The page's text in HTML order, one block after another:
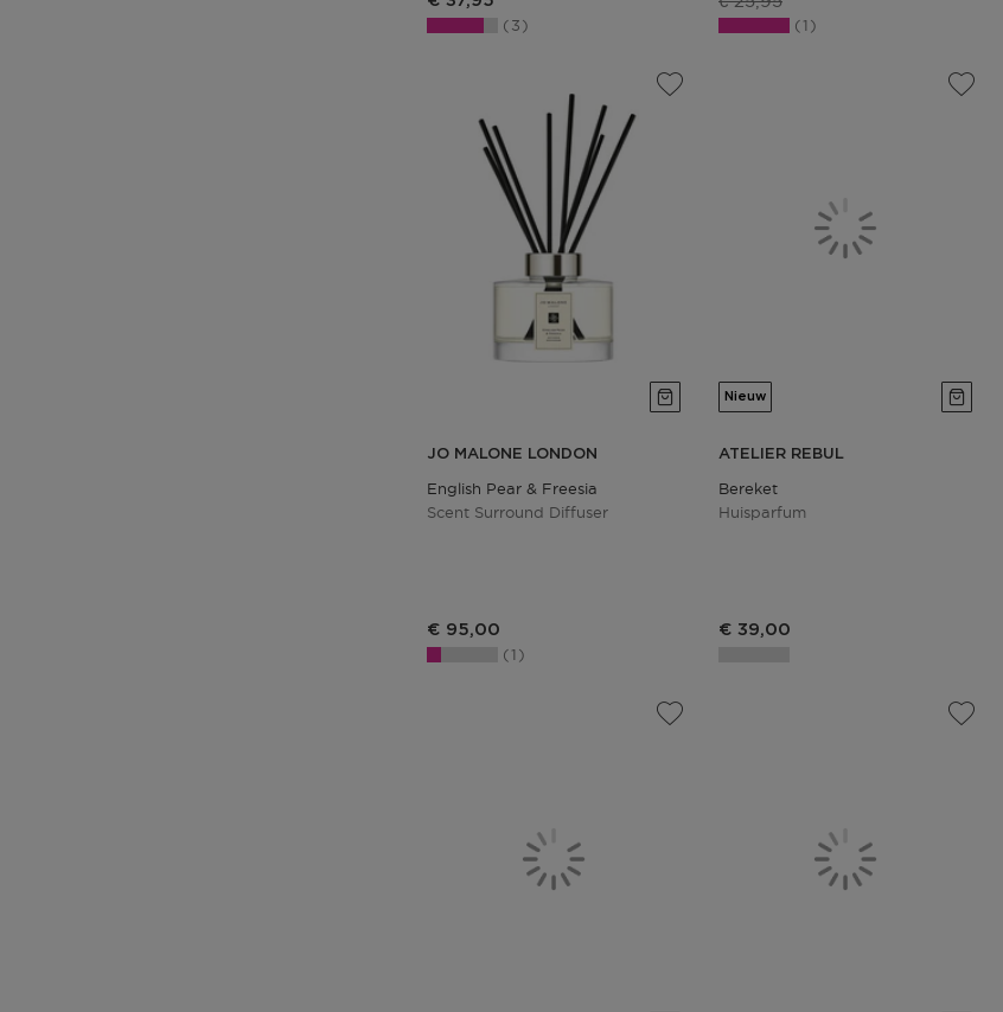
3 1
JO MALONE LONDON
English Pear & Freesia
Scent Surround Diffuser
€ 95,00
1
Nieuw
ATELIER REBUL
Bereket
Huisparfum
€ 39,00